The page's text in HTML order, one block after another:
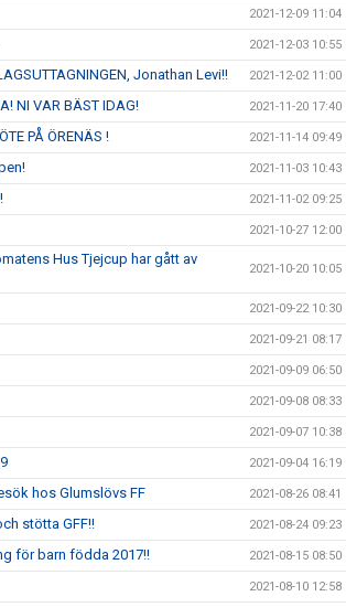
2021-12-09 11:04
2021-12-03 10:55
Jonathan Levi!! 2021-12-02 11:00
NI VAR BÄST IDAG! 2021-11-20 17:40
PÅ ÖRENÄS ! 2021-11-14 09:49
2021-11-03 10:43
2021-11-02 09:25
2021-10-27 12:00
Hus Tjejcup har gått av
2021-10-20 10:05
2021-09-22 10:30
2021-09-21 08:17
2021-09-09 06:50
2021-09-08 08:33
2021-09-07 10:38
2021-09-04 16:19
hos Glumslövs FF 2021-08-26 08:41
stötta GFF!! 2021-08-24 09:23
för barn födda 2017!! 2021-08-15 08:50
2021-08-10 12:58